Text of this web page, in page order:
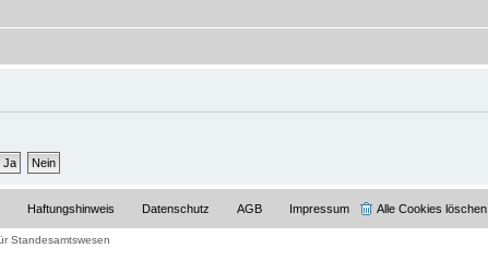
Alle Cookies löschen
Impressum
AGB
Datenschutz
Haftungshinweis
Standesamtswesen